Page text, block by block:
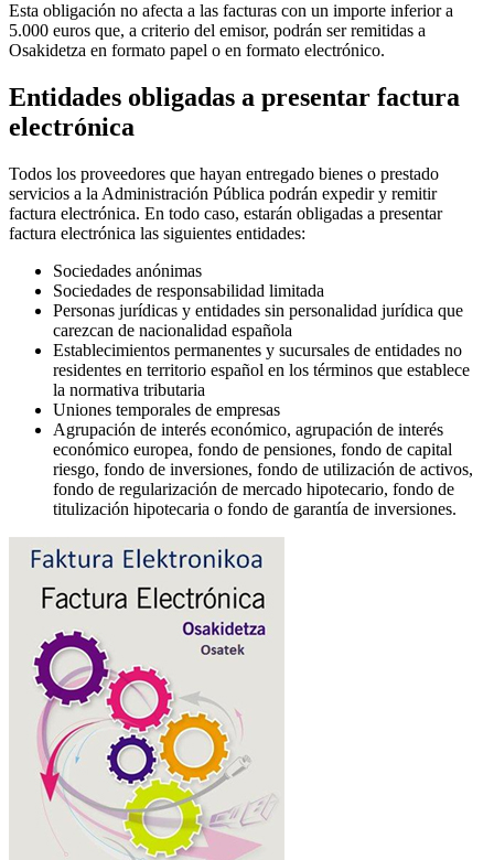
Esta obligación no afecta a las facturas con un importe inferior a
5.000 euros que, a criterio del emisor, podrán ser remitidas a
Osakidetza en formato papel o en formato electrónico.
Entidades obligadas a presentar factura
electrónica
Todos los proveedores que hayan entregado bienes o prestado
servicios a la Administración Pública podrán expedir y remitir
factura electrónica. En todo caso, estarán obligadas a presentar
factura electrónica las siguientes entidades:
Sociedades anónimas
Sociedades de responsabilidad limitada
Personas jurídicas y entidades sin personalidad jurídica que
carezcan de nacionalidad española
Establecimientos permanentes y sucursales de entidades no
residentes en territorio español en los términos que establece
la normativa tributaria
Uniones temporales de empresas
Agrupación de interés económico, agrupación de interés
económico europea, fondo de pensiones, fondo de capital
riesgo, fondo de inversiones, fondo de utilización de activos,
fondo de regularización de mercado hipotecario, fondo de
titulización hipotecaria o fondo de garantía de inversiones.